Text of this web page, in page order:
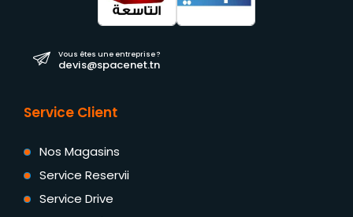
Vous êtes une entreprise ?
devis@spacenet.tn
Service Client
Nos Magasins
Service Reservii
Service Drive